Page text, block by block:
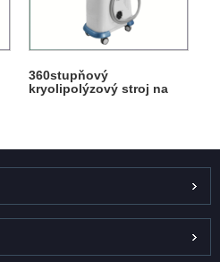
360stupňový
kryolipolýzový stroj na